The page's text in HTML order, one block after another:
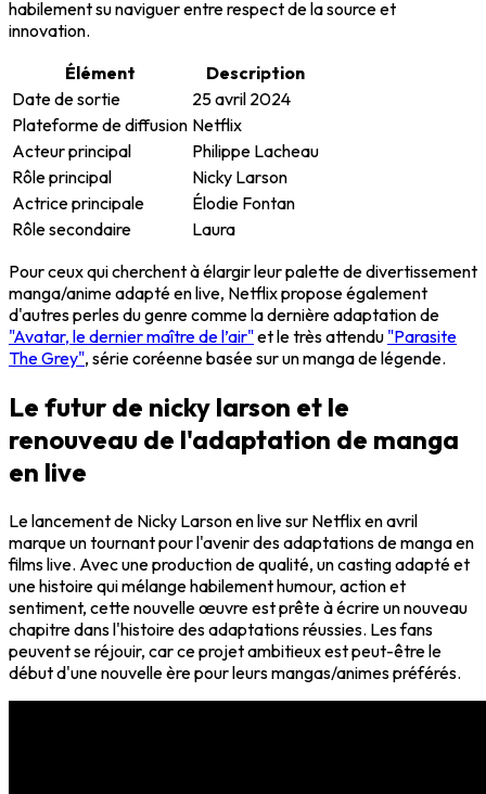
habilement su naviguer entre respect de la source et
innovation.
Élément
Description
Date de sortie
25 avril 2024
Plateforme de diffusion Netflix
Acteur principal
Philippe Lacheau
Rôle principal
Nicky Larson
Actrice principale
Élodie Fontan
Rôle secondaire
Laura
Pour ceux qui cherchent à élargir leur palette de divertissement
manga/anime adapté en live, Netflix propose également
d'autres perles du genre comme la dernière adaptation de
"Avatar, le dernier maître de l’air"et le très attendu "Parasite
The Grey", série coréenne basée sur un manga de légende.
Le futur de nicky larson et le
renouveau de l'adaptation de manga
en live
Le lancement de Nicky Larson en live sur Netflix en avril
marque un tournant pour l'avenir des adaptations de manga en
films live. Avec une production de qualité, un casting adapté et
une histoire qui mélange habilement humour, action et
sentiment, cette nouvelle œuvre est prête à écrire un nouveau
chapitre dans l'histoire des adaptations réussies. Les fans
peuvent se réjouir, car ce projet ambitieux est peut-être le
début d'une nouvelle ère pour leurs mangas/animes préférés.